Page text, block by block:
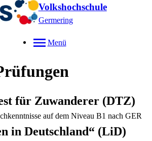
Volkshochschule
Germering
Menü
für Zuwanderer (DTZ)
auf dem Niveau B1 nach GER
in Deutschland“ (LiD)